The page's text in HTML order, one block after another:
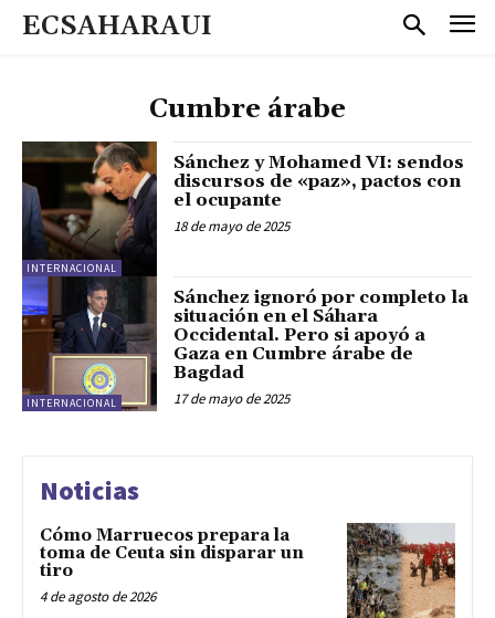
ECSAHARAUI
Cumbre árabe
INTERNACIONAL
Sánchez y Mohamed VI: sendos
discursos de «paz», pactos con
el ocupante
18 de mayo de 2025
INTERNACIONAL
Sánchez ignoró por completo la
situación en el Sáhara
Occidental. Pero si apoyó a
Gaza en Cumbre árabe de
Bagdad
17 de mayo de 2025
Noticias
Cómo Marruecos prepara la
toma de Ceuta sin disparar un
tiro
4 de agosto de 2026